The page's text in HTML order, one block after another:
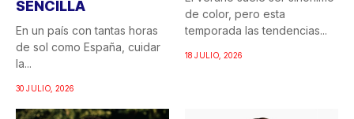
SENCILLA
En un país con tantas horas
de sol como España, cuidar
la...
30 JULIO, 2026
de color, pero esta
temporada las tendencias...
18 JULIO, 2026